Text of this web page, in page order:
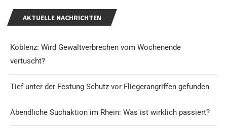
AKTUELLE NACHRICHTEN
Koblenz: Wird Gewaltverbrechen vom Wochenende
vertuscht?
Tief unter der Festung Schutz vor Fliegerangriffen gefunden
Abendliche Suchaktion im Rhein: Was ist wirklich passiert?